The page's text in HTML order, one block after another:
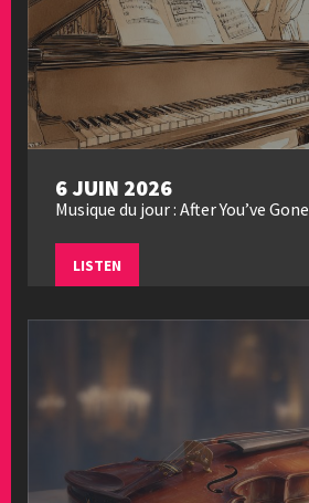
6 JUIN 2026
Musique du jour : After You’ve Gone
LISTEN